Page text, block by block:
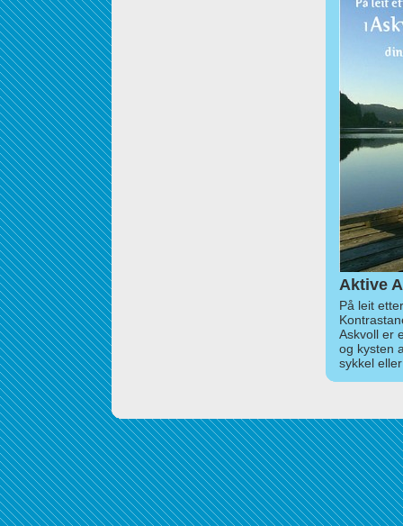
Aktive
På leit
Askvoll er
og kysten
sykkel